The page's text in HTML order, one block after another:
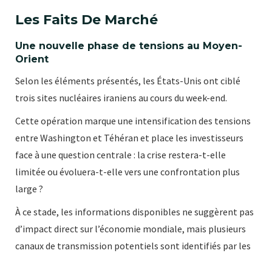
Les Faits De Marché
Une nouvelle phase de tensions au Moyen-
Orient
Selon les éléments présentés, les États-Unis ont ciblé
trois sites nucléaires iraniens au cours du week-end.
Cette opération marque une intensification des tensions
entre Washington et Téhéran et place les investisseurs
face à une question centrale : la crise restera-t-elle
limitée ou évoluera-t-elle vers une confrontation plus
large ?
À ce stade, les informations disponibles ne suggèrent pas
d’impact direct sur l’économie mondiale, mais plusieurs
canaux de transmission potentiels sont identifiés par les